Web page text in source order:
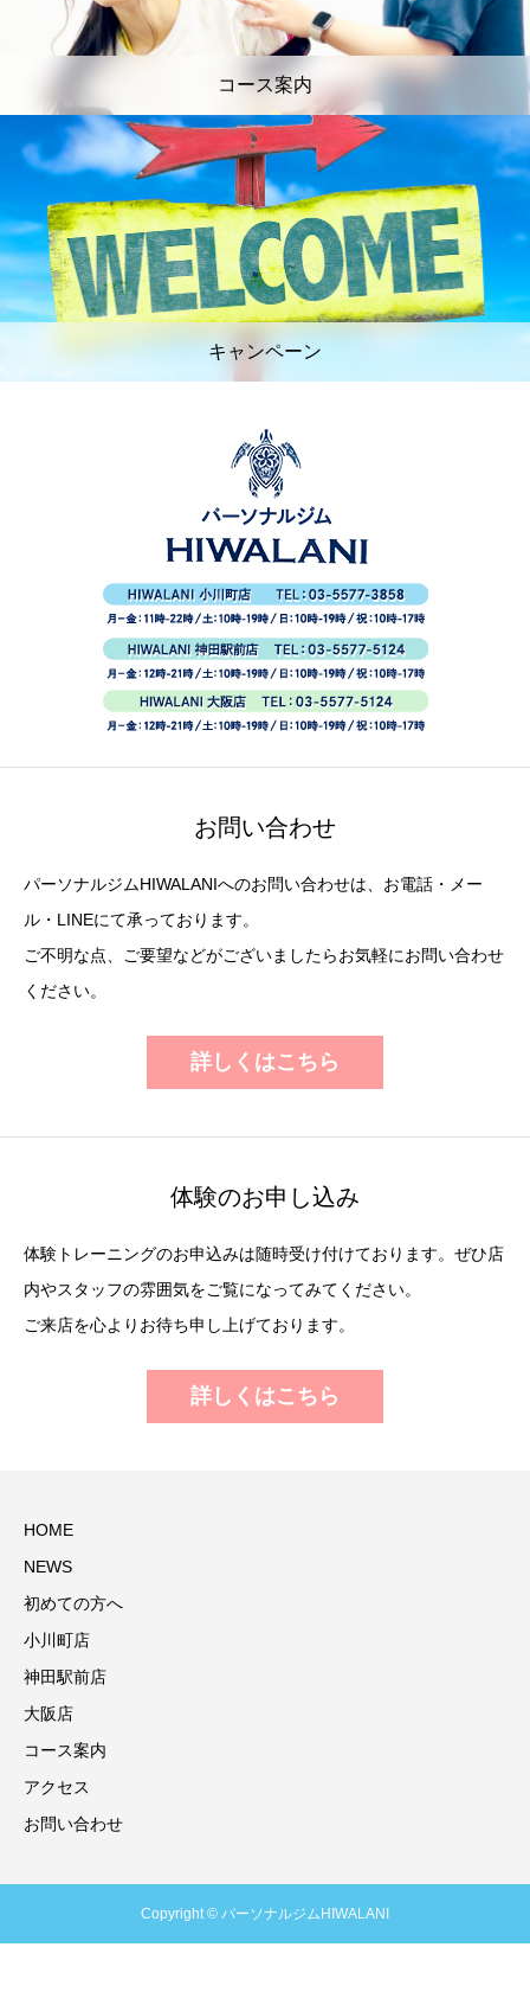
コース案内
キャンペーン
お問い合わせ
パーソナルジムHIWALANIへのお問い合わせは、お電話・メー
ル・LINEにて承っております。
ご不明な点、ご要望などがございましたらお気軽にお問い合わせ
ください。
詳しくはこちら
体験のお申し込み
体験トレーニングのお申込みは随時受け付けております。ぜひ店
内やスタッフの雰囲気をご覧になってみてください。
ご来店を心よりお待ち申し上げております。
詳しくはこちら
HOME
NEWS
初めての方へ
小川町店
神田駅前店
大阪店
コース案内
アクセス
お問い合わせ
Copyright © パーソナルジムHIWALANI